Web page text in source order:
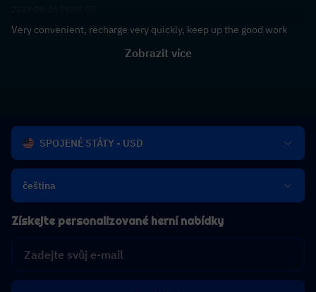
Very convenient, recharge very quickly, keep up the good work
Zobrazit více
SPOJENÉ STÁTY - USD
čeština
Získejte personalizované herní nabídky